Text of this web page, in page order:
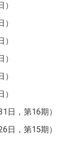
日，第16期）
日，第15期）